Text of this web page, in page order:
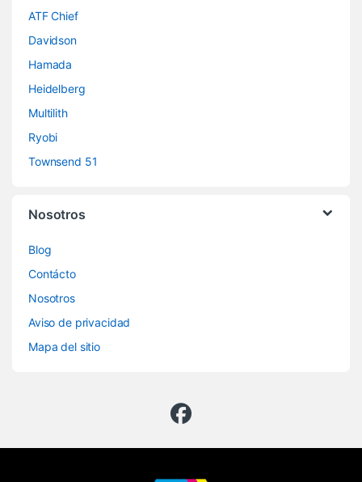
ATF Chief
Davidson
Hamada
Heidelberg
Multilith
Ryobi
Townsend 51
Nosotros
Blog
Contácto
Nosotros
Aviso de privacidad
Mapa del sitio